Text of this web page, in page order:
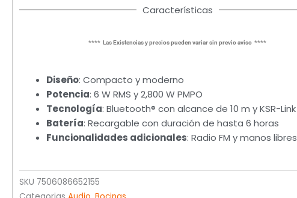
Características
**** Las Existencias y precios pueden variar sin previo aviso ****
Diseño: Compacto y moderno
Potencia: 6 W RMS y 2,800 W PMPO
Tecnología: Bluetooth® con alcance de 10 m y KSR-Link
Batería: Recargable con duración de hasta 6 horas
Funcionalidades adicionales: Radio FM y manos libres
SKU 7506086652155